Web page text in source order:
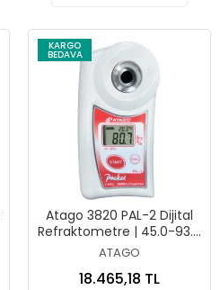
KARGO
BEDAVA
Atago 3820 PAL-2 Dijital
Refraktometre | 45.0-93.0
Brix
ATAGO
18.465,18 TL